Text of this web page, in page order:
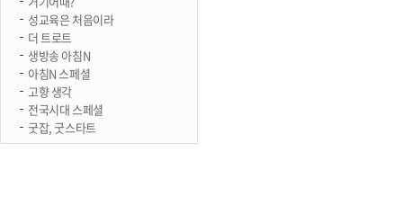
성교육은 처음이라
더 트로트
생방송 아침N
아침N 스페셜
고향 생각
전국시대 스페셜
굿잡, 굿스타트